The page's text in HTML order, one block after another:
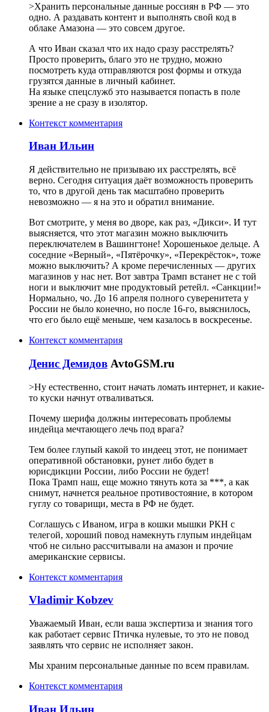
>Хранить персональные данные россиян в РФ — это
одно. А раздавать контент и выполнять свой код в
облаке Амазона — это совсем другое.
А что Иван сказал что их надо сразу расстрелять?
Просто проверить, благо это не трудно, можно
посмотреть куда отправляются post формы и откуда
грузятся данные в личный кабинет.
На языке спецслужб это называется попасть в поле
зрение а не сразу в изолятор.
Контекст комментария
Иван Ильин
Я действительно не призываю их расстрелять, всё
верно. Сегодня ситуация даёт возможность проверить
то, что в другой день так масштабно проверить
невозможно — я на это и обратил внимание.
Вот смотрите, у меня во дворе, как раз, «Дикси». И тут
выясняется, что этот магазин можно выключить
переключателем в Вашингтоне! Хорошенькое дельце. А
соседние «Верный», «Пятёрочку», «Перекрёсток», тоже
можно выключить? А кроме перечисленных — других
магазинов у нас нет. Вот завтра Трамп встанет не с той
ноги и выключит мне продуктовый ретейл. «Санкции!»
Нормально, чо. До 16 апреля полного суверенитета у
России не было конечно, но после 16-го, выяснилось,
что его было ещё меньше, чем казалось в воскресенье.
Контекст комментария
Денис Демидов AvtoGSM.ru
>Ну естественно, стоит начать ломать интернет, и какие-
то куски начнут отваливаться.
Почему шерифа должны интересовать проблемы
индейца мечтающего лечь под врага?
Тем более глупый какой то индеец этот, не понимает
оперативной обстановки, рунет либо будет в
юрисдикции России, либо России не будет!
Пока Трамп наш, еще можно тянуть кота за ***, а как
снимут, начнется реальное противостояние, в котором
гуглу со товарищи, места в РФ не будет.
Соглашусь с Иваном, игра в кошки мышки РКН с
телегой, хороший повод намекнуть глупым индейцам
чтоб не сильно рассчитывали на амазон и прочие
американские сервисы.
Контекст комментария
Vladimir Kobzev
Уважаемый Иван, если ваша экспертиза и знания того
как работает сервис Птичка нулевые, то это не повод
заявлять что сервис не исполняет закон.
Мы храним персональные данные по всем правилам.
Контекст комментария
Иван Ильин